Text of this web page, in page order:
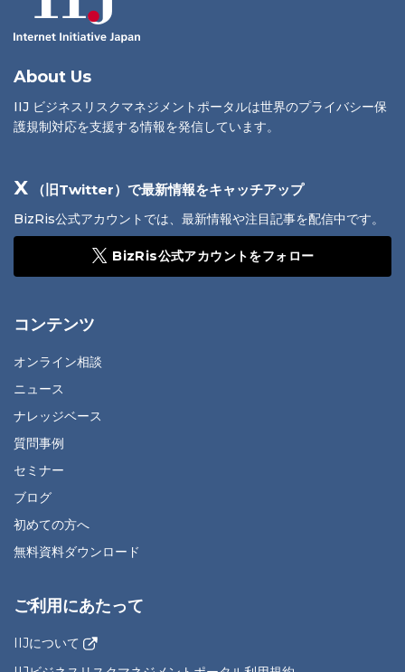
About Us
IIJ ビジネスリスクマネジメントポータルは世界のプライバシー保
護規制対応を支援する情報を発信しています。
X （旧Twitter）で最新情報をキャッチアップ
BizRis公式アカウントでは、最新情報や注目記事を配信中です。
BizRis公式アカウントをフォロー
コンテンツ
オンライン相談
ニュース
ナレッジベース
質問事例
セミナー
ブログ
初めての方へ
無料資料ダウンロード
ご利用にあたって
IIJについて